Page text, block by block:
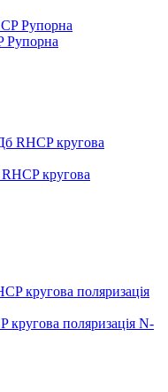
Рупорна
кругова
поляризація N-